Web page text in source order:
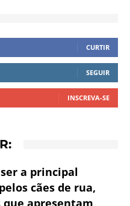
CURTIR
SEGUIR
INSCREVA-SE
a principal
cães de rua,
apresentam